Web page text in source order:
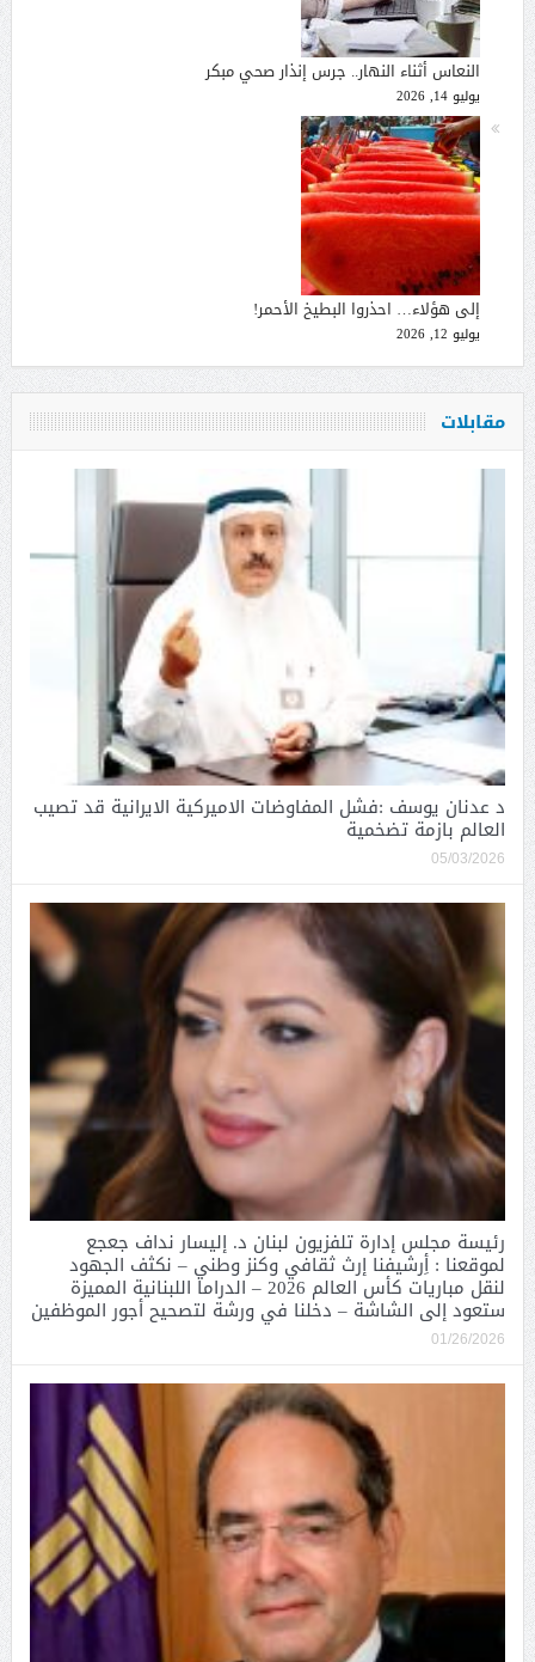
النعاس أثناء النهار.. جرس إنذار صحي مبكر
يوليو 14, 2026
إلى هؤلاء… احذروا البطيخ الأحمر!
يوليو 12, 2026
مقابلات
د عدنان يوسف :فشل المفاوضات الاميركية الايرانية قد تصيب
العالم بازمة تضخمية
05/03/2026
رئيسة مجلس إدارة تلفزيون لبنان د. إليسار نداف جعجع
لموقعنا : أِرشيفنا إرث ثقافي وكنز وطني – نكثف الجهود
لنقل مباريات كأس العالم 2026 – الدراما اللبنانية المميزة
ستعود إلى الشاشة – دخلنا في ورشة لتصحيح أجور الموظفين
01/26/2026